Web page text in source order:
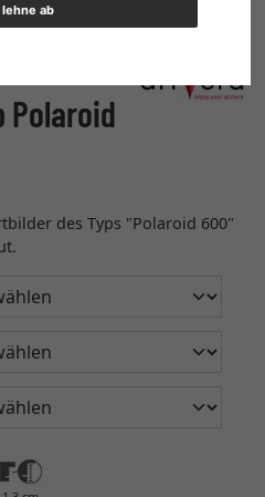
lehne ab
Polaroid
des Typs "Polaroid 600"